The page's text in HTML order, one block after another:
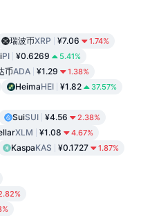
瑞波币XRP ¥7.06 1.74%
PI ¥0.6269 5.41%
币ADA ¥1.29 1.38%
HeimaHEI ¥1.82 37.57%
SuiSUI ¥4.56 2.38%
XLM ¥1.08 4.67%
KaspaKAS ¥0.1727 1.87%